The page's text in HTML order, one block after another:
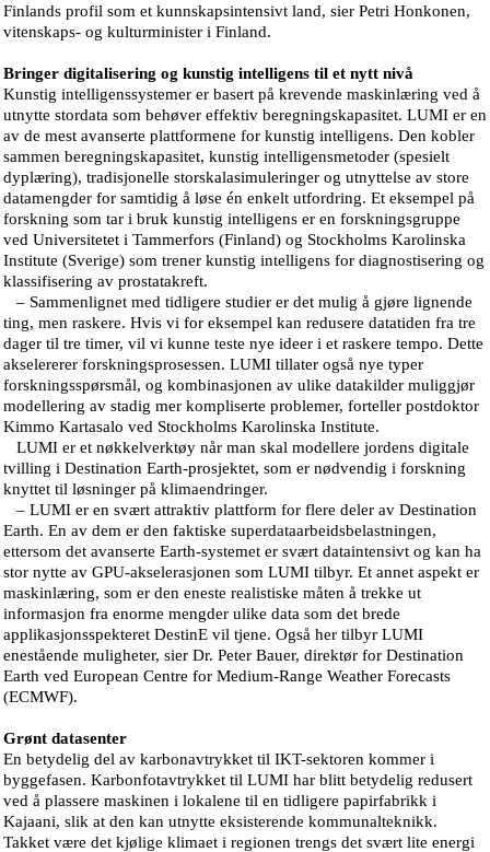
Finlands profil som et kunnskapsintensivt land, sier Petri Honkonen,
vitenskaps- og kulturminister i Finland.
Bringer digitalisering og kunstig intelligens til et nytt nivå
Kunstig intelligenssystemer er basert på krevende maskinlæring ved å
utnytte stordata som behøver effektiv beregningskapasitet. LUMI er en
av de mest avanserte plattformene for kunstig intelligens. Den kobler
sammen beregningskapasitet, kunstig intelligensmetoder (spesielt
dyplæring), tradisjonelle storskalasimuleringer og utnyttelse av store
datamengder for samtidig å løse én enkelt utfordring. Et eksempel på
forskning som tar i bruk kunstig intelligens er en forskningsgruppe
ved Universitetet i Tammerfors (Finland) og Stockholms Karolinska
Institute (Sverige) som trener kunstig intelligens for diagnostisering og
klassifisering av prostatakreft.
– Sammenlignet med tidligere studier er det mulig å gjøre lignende
ting, men raskere. Hvis vi for eksempel kan redusere datatiden fra tre
dager til tre timer, vil vi kunne teste nye ideer i et raskere tempo. Dette
akselererer forskningsprosessen. LUMI tillater også nye typer
forskningsspørsmål, og kombinasjonen av ulike datakilder muliggjør
modellering av stadig mer kompliserte problemer, forteller postdoktor
Kimmo Kartasalo ved Stockholms Karolinska Institute.
LUMI er et nøkkelverktøy når man skal modellere jordens digitale
tvilling i Destination Earth-prosjektet, som er nødvendig i forskning
knyttet til løsninger på klimaendringer.
– LUMI er en svært attraktiv plattform for flere deler av Destination
Earth. En av dem er den faktiske superdataarbeidsbelastningen,
ettersom det avanserte Earth-systemet er svært dataintensivt og kan ha
stor nytte av GPU-akselerasjonen som LUMI tilbyr. Et annet aspekt er
maskinlæring, som er den eneste realistiske måten å trekke ut
informasjon fra enorme mengder ulike data som det brede
applikasjonsspekteret DestinE vil tjene. Også her tilbyr LUMI
enestående muligheter, sier Dr. Peter Bauer, direktør for Destination
Earth ved European Centre for Medium-Range Weather Forecasts
(ECMWF).
Grønt datasenter
En betydelig del av karbonavtrykket til IKT-sektoren kommer i
byggefasen. Karbonfotavtrykket til LUMI har blitt betydelig redusert
ved å plassere maskinen i lokalene til en tidligere papirfabrikk i
Kajaani, slik at den kan utnytte eksisterende kommunalteknikk.
Takket være det kjølige klimaet i regionen trengs det svært lite energi